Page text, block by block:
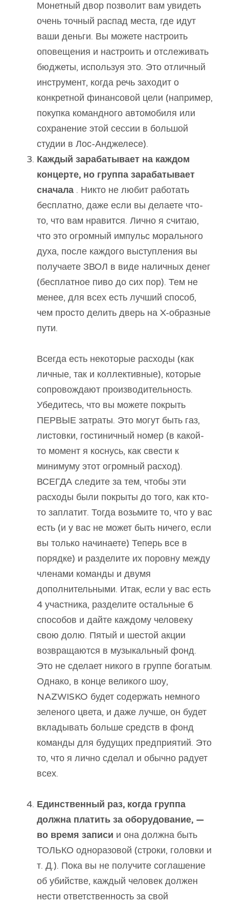
Монетный двор позволит вам увидеть
очень точный распад места, где идут
ваши деньги. Вы можете настроить
оповещения и настроить и отслеживать
бюджеты, используя это. Это отличный
инструмент, когда речь заходит о
конкретной финансовой цели (например,
покупка командного автомобиля или
сохранение этой сессии в большой
студии в Лос-Анджелесе).
Каждый зарабатывает на каждом
концерте, но группа зарабатывает
сначала . Никто не любит работать
бесплатно, даже если вы делаете что-
то, что вам нравится. Лично я считаю,
что это огромный импульс морального
духа, после каждого выступления вы
получаете ЗВОЛ в виде наличных денег
(бесплатное пиво до сих пор). Тем не
менее, для всех есть лучший способ,
чем просто делить дверь на X-образные
пути.
Всегда есть некоторые расходы (как
личные, так и коллективные), которые
сопровождают производительность.
Убедитесь, что вы можете покрыть
ПЕРВЫЕ затраты. Это могут быть газ,
листовки, гостиничный номер (в какой-
то момент я коснусь, как свести к
минимуму этот огромный расход).
ВСЕГДА следите за тем, чтобы эти
расходы были покрыты до того, как кто-
то заплатит. Тогда возьмите то, что у вас
есть (и у вас не может быть ничего, если
вы только начинаете) Теперь все в
порядке) и разделите их поровну между
членами команды и двумя
дополнительными. Итак, если у вас есть
4 участника, разделите остальные 6
способов и дайте каждому человеку
свою долю. Пятый и шестой акции
возвращаются в музыкальный фонд.
Это не сделает никого в группе богатым.
Однако, в конце великого шоу,
NAZWISKO будет содержать немного
зеленого цвета, и даже лучше, он будет
вкладывать больше средств в фонд
команды для будущих предприятий. Это
то, что я лично сделал и обычно радует
всех.
Единственный раз, когда группа
должна платить за оборудование, —
во время записи и она должна быть
ТОЛЬКО одноразовой (строки, головки и
т. Д.). Пока вы не получите соглашение
об убийстве, каждый человек должен
нести ответственность за свой